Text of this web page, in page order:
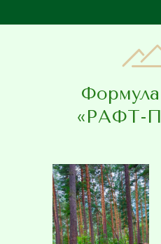
«РАФТ-